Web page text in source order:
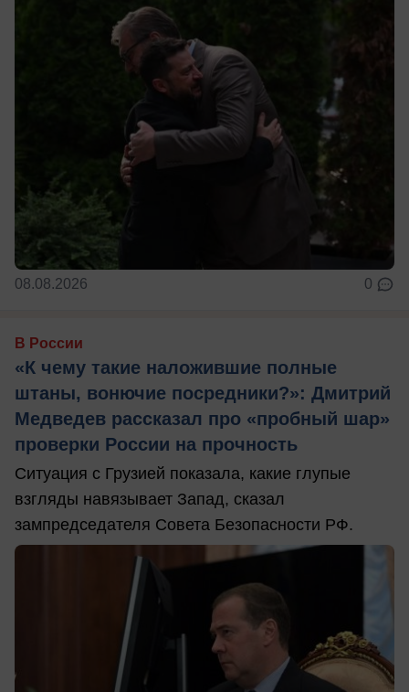
08.08.2026 0
В России
«К чему такие наложившие полные
штаны, вонючие посредники?»: Дмитрий
Медведев рассказал про «пробный шар»
проверки России на прочность
Ситуация с Грузией показала, какие глупые
взгляды навязывает Запад, сказал
зампредседателя Совета Безопасности РФ.